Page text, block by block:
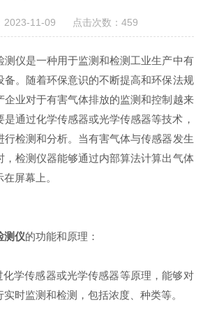
：2023-11-09 点击次数：459
仪是一种用于监测和检测工业生产中有
。随着环保意识的不断提高和环保法规
产企业对于有害气体排放的监测和控制越来
是通过化学传感器或光学传感器等技术，
检测和分析。当有害气体与传感器发生
，检测仪器能够通过内部算法计算出气体
屏幕上。
测仪的功能和原理：
学传感器或光学传感器等原理，能够对
测和检测，包括浓度、种类等。